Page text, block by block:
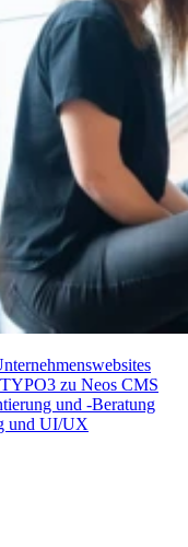
zu Neos CMS
und -Beratung
und UI/UX